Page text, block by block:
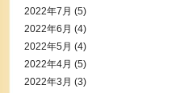
2022年7月 (5)
2022年6月 (4)
2022年5月 (4)
2022年4月 (5)
2022年3月 (3)